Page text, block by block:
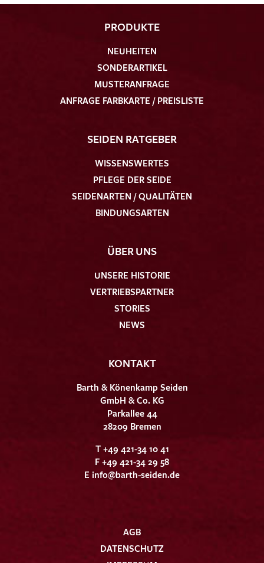
PRODUKTE
NEUHEITEN
SONDERARTIKEL
MUSTERANFRAGE
ANFRAGE FARBKARTE / PREISLISTE
SEIDEN RATGEBER
WISSENSWERTES
PFLEGE DER SEIDE
SEIDENARTEN / QUALITÄTEN
BINDUNGSARTEN
ÜBER UNS
UNSERE HISTORIE
VERTRIEBSPARTNER
STORIES
NEWS
KONTAKT
Barth & Könenkamp Seiden
GmbH & Co. KG
Parkallee 44
28209 Bremen
T +49 421-34 10 41
F +49 421-34 29 58
E info@barth-seiden.de
AGB
DATENSCHUTZ